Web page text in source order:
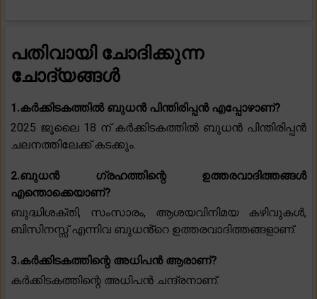
പതിവായി ചോദിക്കുന്ന
ചോദ്യങ്ങൾ
1.കർക്കിടകത്തിൽ ബുധൻ പിന്തിരിപ്പൻ എപ്പോഴാണ്?
2025 ജൂലൈ 18 ന് കർക്കിടകത്തിൽ ബുധൻ പിന്തിരിപ്പൻ
ചലനത്തിലേക്ക് കടക്കും.
2.ബുധൻ ഗ്രഹത്തിന്റെ ഉത്തരവാദിത്തങ്ങൾ
എന്തൊക്കെയാണ്?
ബുദ്ധിശക്തി, സംസാരം, ആശയവിനിമയ കഴിവുകൾ,
ബിസിനസ്സ് എന്നിവ ബുധൻ്റെ ഉത്തരവാദിത്തങ്ങളാണ്.
3.കർക്കിടകത്തിന്റെ അധിപൻ ആരാണ്?
കർക്കിടകത്തിന്റെ അധിപൻ ചന്ദ്രനാണ്.